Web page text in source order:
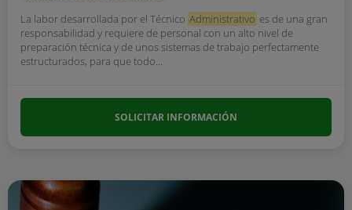
La labor desarrollada por el Técnico Administrativo es de una gran
responsabilidad y requiere de personal con un alto nivel de
preparación técnica y de unos sistemas de trabajo perfectamente
estructurados, para que todo...
SOLICITAR INFORMACIÓN